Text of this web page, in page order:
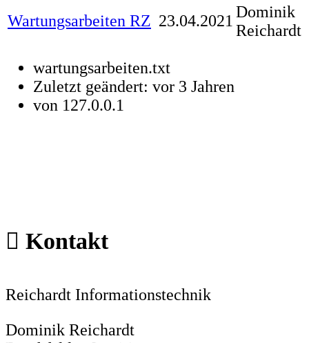
Wartungsarbeiten RZ 23.04.2021 Dominik
Reichardt
wartungsarbeiten.txt
Zuletzt geändert: vor 3 Jahren
von 127.0.0.1
Kontakt
Reichardt Informationstechnik
Dominik Reichardt